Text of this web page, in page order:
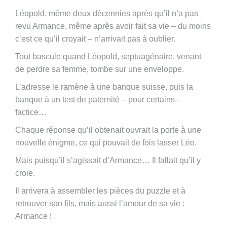
Léopold, même deux décennies après qu’il n’a pas
revu Armance, même après avoir fait sa vie – du moins
c’est ce qu’il croyait – n’arrivait pas à oublier.
Tout bascule quand Léopold, septuagénaire, venant
de perdre sa femme, tombe sur une enveloppe.
L’adresse le ramène à une banque suisse, puis la
banque à un test de paternité – pour certains–
factice…
Chaque réponse qu’il obtenait ouvrait la porte à une
nouvelle énigme, ce qui pouvait de fois lasser Léo.
Mais puisqu’il s’agissait d’Armance… Il fallait qu’il y
croie.
Il arrivera à assembler les pièces du puzzle et à
retrouver son fils, mais aussi l’amour de sa vie :
Armance !